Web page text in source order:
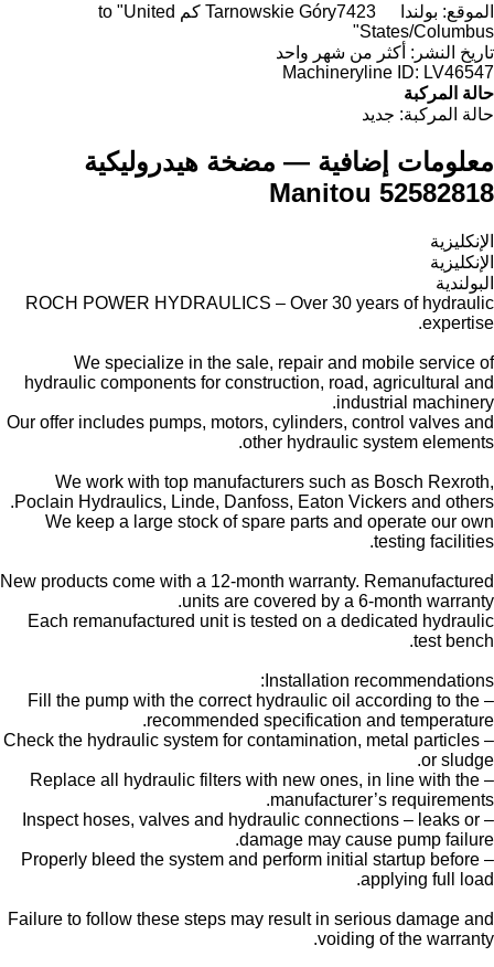
الموقع: بولندا Tarnowskie Góry
7423 كم to "United
States/Columbus"
تاريخ النشر: أكثر من شهر واحد
Machineryline ID: LV46547
حالة المركبة
حالة المركبة: جديد
معلومات إضافية — مضخة هيدروليكية
Manitou 52582818
الإنكليزية
الإنكليزية
البولندية
ROCH POWER HYDRAULICS – Over 30 years of hydraulic
expertise.
We specialize in the sale, repair and mobile service of
hydraulic components for construction, road, agricultural and
industrial machinery.
Our offer includes pumps, motors, cylinders, control valves and
other hydraulic system elements.
We work with top manufacturers such as Bosch Rexroth,
Poclain Hydraulics, Linde, Danfoss, Eaton Vickers and others.
We keep a large stock of spare parts and operate our own
testing facilities.
New products come with a 12-month warranty. Remanufactured
units are covered by a 6-month warranty.
Each remanufactured unit is tested on a dedicated hydraulic
test bench.
Installation recommendations:
– Fill the pump with the correct hydraulic oil according to the
recommended specification and temperature.
– Check the hydraulic system for contamination, metal particles
or sludge.
– Replace all hydraulic filters with new ones, in line with the
manufacturer’s requirements.
– Inspect hoses, valves and hydraulic connections – leaks or
damage may cause pump failure.
– Properly bleed the system and perform initial startup before
applying full load.
Failure to follow these steps may result in serious damage and
voiding of the warranty.